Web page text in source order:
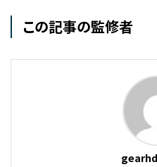
この記事の監修者